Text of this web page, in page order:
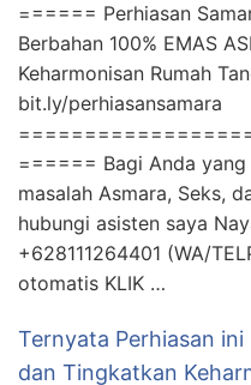
====== Perhiasan
Berbahan 100% EMAS
Keharmonisan Rumah
bit.ly/perhiasansamara
====== Bagi Anda
masalah Asmara, Seks,
hubungi asisten saya
+628111264401 (WA/
otomatis KLIK …
Ternyata Perhiasan
dan Tingkatkan